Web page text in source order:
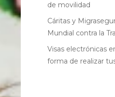
de movilidad
Cáritas y
Mundial contra la
Visas electrónicas
forma de realizar